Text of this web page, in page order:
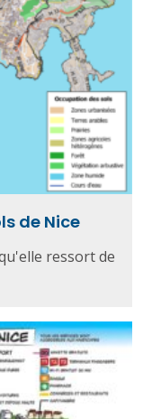
de Nice
ressort de